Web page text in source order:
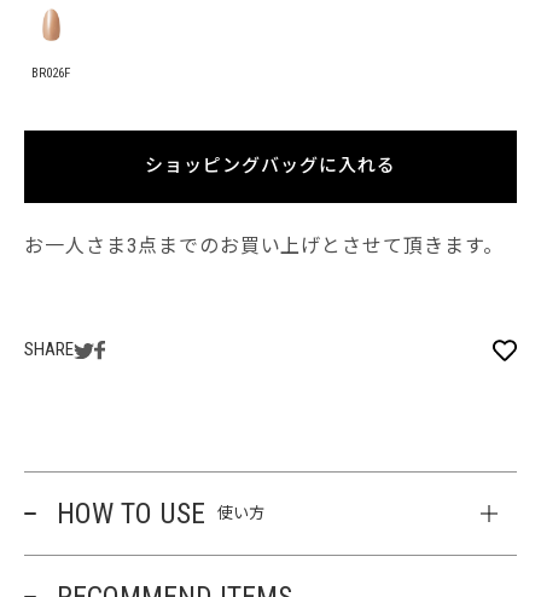
BR026F
ショッピングバッグに入れる
お一人さま3点までのお買い上げとさせて頂きます。
SHARE
HOW TO USE 使い方